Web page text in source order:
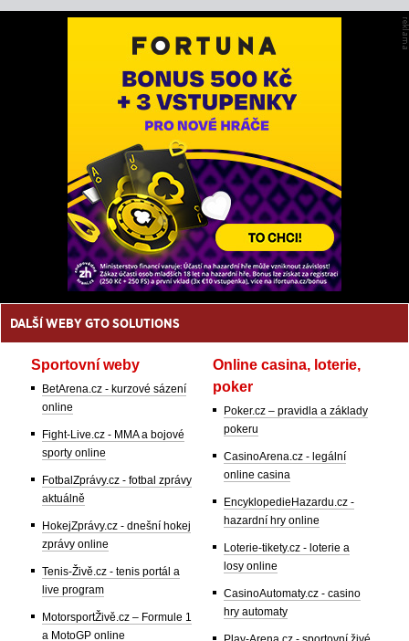
DALŠÍ WEBY GTO SOLUTIONS
Sportovní weby
BetArena.cz - kurzové sázení
online
Fight-Live.cz - MMA a bojové
sporty online
FotbalZprávy.cz - fotbal zprávy
aktuálně
HokejZprávy.cz - dnešní hokej
zprávy online
Tenis-Živě.cz - tenis portál a
live program
MotorsportŽivě.cz – Formule 1
a MotoGP online
Online casina, loterie,
poker
Poker.cz – pravidla a základy
pokeru
CasinoArena.cz - legální
online casina
EncyklopedieHazardu.cz -
hazardní hry online
Loterie-tikety.cz - loterie a
losy online
CasinoAutomaty.cz - casino
hry automaty